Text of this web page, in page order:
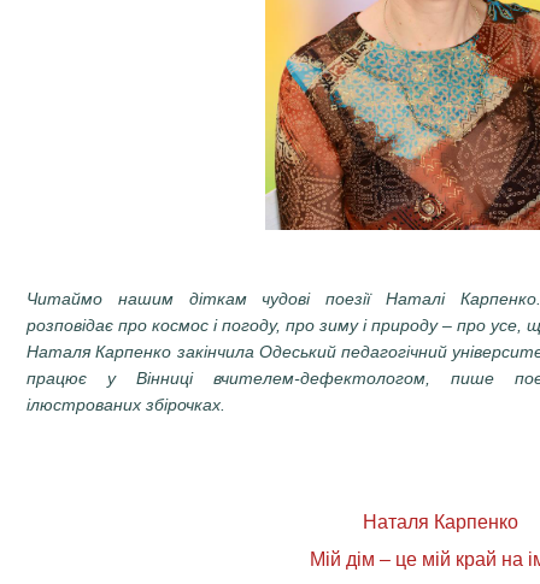
Читаймо нашим діткам чудові поезії Наталі
розповідає про космос і погоду, про зиму і природу – про усе,
Наталя Карпенко закінчила Одеський педагогічний
працює у Вінниці вчителем-дефектологом, пише
ілюстрованих збірочках.
Наталя Карпенко
Мій дім – це мій край на